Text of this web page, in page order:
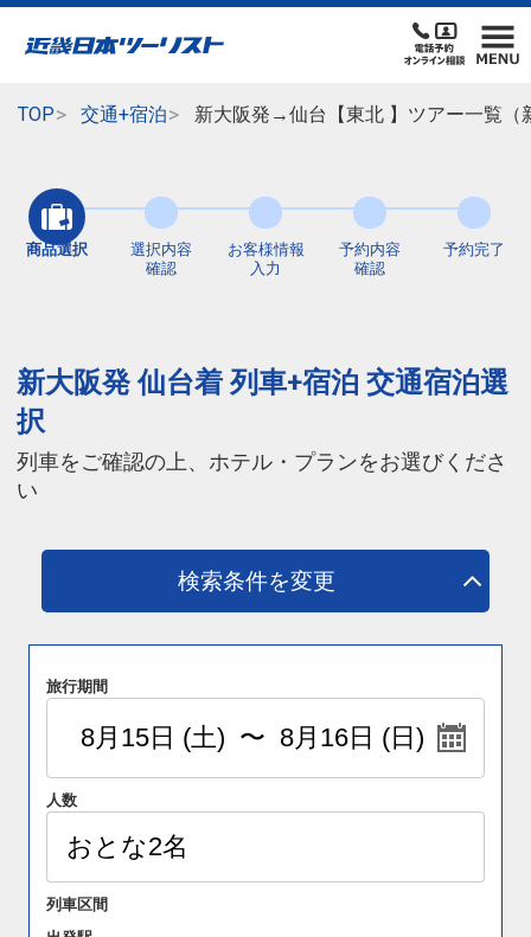
TOP 交通+宿泊 新大阪発→仙台【東北 】ツアー一覧（
商品選択
選択内容
確認
お客様情報
入力
予約内容
確認
予約完了
新大阪発 仙台着 列車+宿泊 交通宿泊選
択
列車をご確認の上、ホテル・プランをお選びくださ
い
検索条件を変更
旅行期間
人数
列車区間